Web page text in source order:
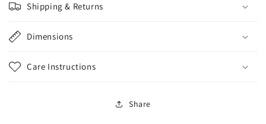
Shipping & Returns
Dimensions
Care Instructions
Share